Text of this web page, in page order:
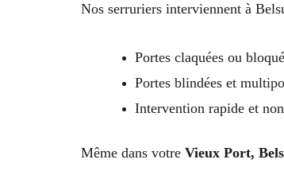
Nos serruriers interviennent à
Portes claquées ou
Portes blindées et
Intervention rapide et
Même dans votre Vieux Port,